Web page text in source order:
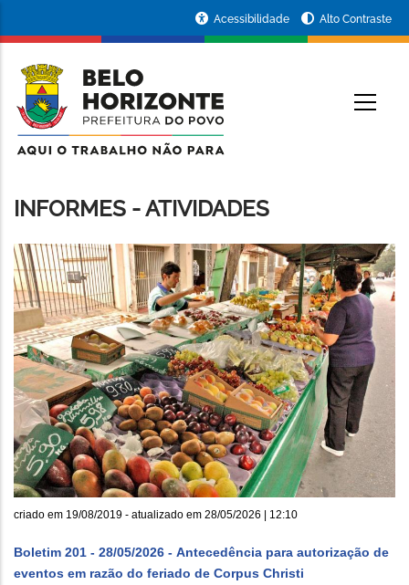
conteúdo
principal
da
Prefeitura
de
Horizonte
Acessibilidade Alto Contraste
INFORMES - ATIVIDADES
criado em 19/08/2019 - atualizado em 28/05/2026 | 12:10
Boletim 201 - 28/05/2026 - Antecedência para autorização de
eventos em razão do feriado de Corpus Christi